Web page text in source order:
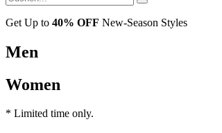
Get Up to 40% OFF New-Season Styles
Men
Women
* Limited time only.